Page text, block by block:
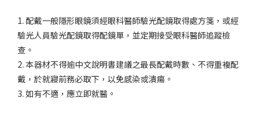
1. 配戴一般隱形眼鏡須經眼科醫師驗光配鏡取得處方箋，或經
驗光人員驗光配鏡取得配鏡單，並定期接受眼科醫師追蹤檢
查。
2. 本器材不得逾中文說明書建議之最長配戴時數、不得重複配
戴，於就寢前務必取下，以免感染或潰瘍。
3. 如有不適，應立即就醫。